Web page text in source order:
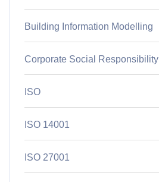
Building Information Modelling
Corporate Social Responsibility
ISO
ISO 14001
ISO 27001